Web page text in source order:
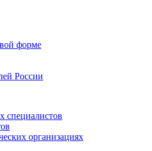
форме
России
специалистов
организациях